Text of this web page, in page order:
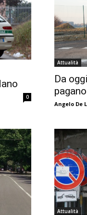
0
Attualità
Da
Angelo De
Attualità